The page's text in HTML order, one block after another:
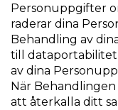
Personuppgifter
raderar dina
Behandling av
till
av dina
När Behandlingen
att återkalla ditt